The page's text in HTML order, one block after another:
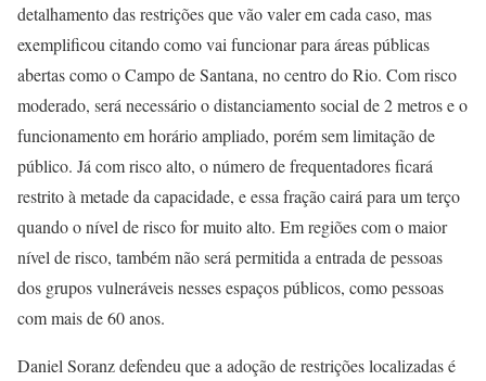
detalhamento das restrições que vão valer em cada caso, mas
exemplificou citando como vai funcionar para áreas públicas
abertas como o Campo de Santana, no centro do Rio. Com risco
moderado, será necessário o distanciamento social de 2 metros e o
funcionamento em horário ampliado, porém sem limitação de
público. Já com risco alto, o número de frequentadores ficará
restrito à metade da capacidade, e essa fração cairá para um terço
quando o nível de risco for muito alto. Em regiões com o maior
nível de risco, também não será permitida a entrada de pessoas
dos grupos vulneráveis nesses espaços públicos, como pessoas
com mais de 60 anos.
Daniel Soranz defendeu que a adoção de restrições localizadas é